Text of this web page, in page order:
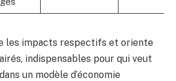
les impacts respectifs et oriente
indispensables pour qui veut
un modèle d’économie